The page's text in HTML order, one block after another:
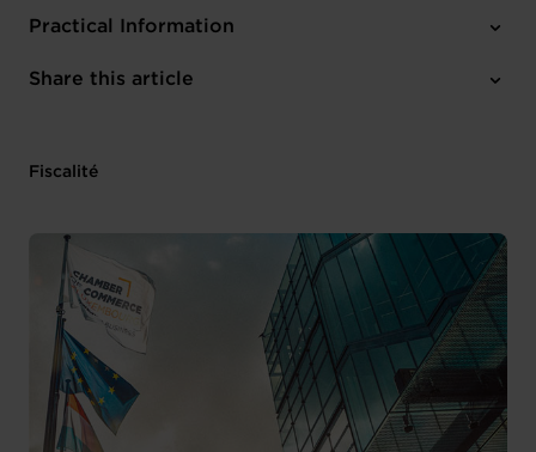
Practical Information
1 attachment
Share this article
Fiscalité